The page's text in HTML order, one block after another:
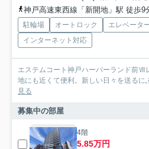
神戸高速東西線「新開地」駅 徒歩9
駐輪場 オートロック エレベータ
インターネット対応
エステムコート神戸ハーバーランド前Ⅶ
地にも近くて便利。新しい日々を送るに
見る
募集中の部屋
4階
5.85万円